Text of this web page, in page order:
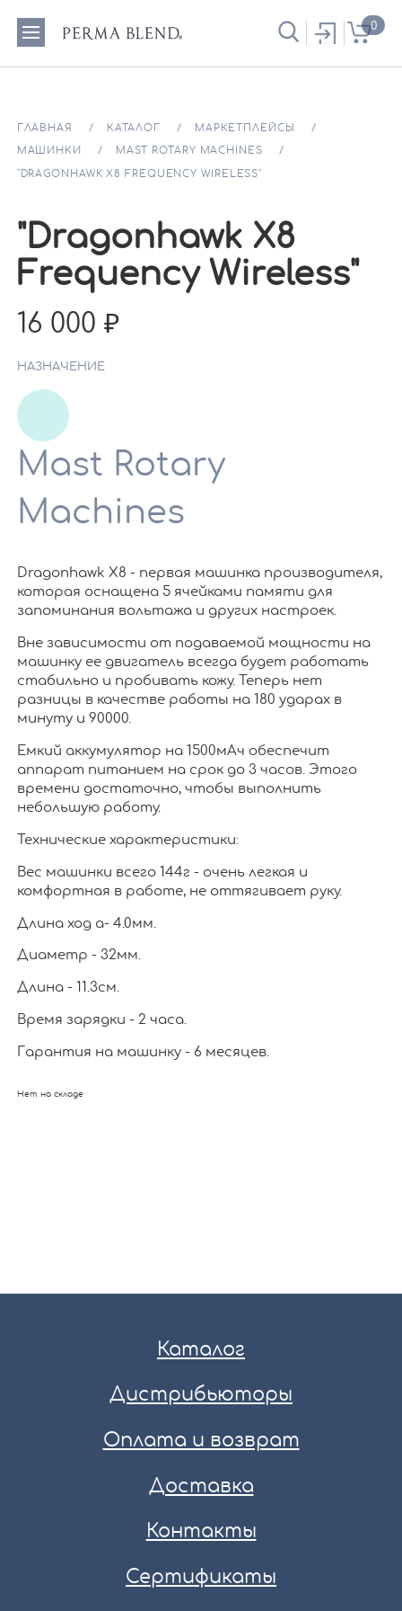
0
ГЛАВНАЯ КАТАЛОГ МАРКЕТПЛЕЙСЫ
МАШИНКИ MAST ROTARY MACHINES
"DRAGONHAWK X8 FREQUENCY WIRELESS"
"Dragonhawk X8
Frequency Wireless"
16 000
НАЗНАЧЕНИЕ
Mast Rotary
Machines
Dragonhawk X8 - первая машинка производителя,
которая оснащена 5 ячейками памяти для
запоминания вольтажа и других настроек.
Вне зависимости от подаваемой мощности на
машинку ее двигатель всегда будет работать
стабильно и пробивать кожу. Теперь нет
разницы в качестве работы на 180 ударах в
минуту и 90000.
Емкий аккумулятор на 1500мАч обеспечит
аппарат питанием на срок до 3 часов. Этого
времени достаточно, чтобы выполнить
небольшую работу.
Технические характеристики:
Вес машинки всего 144г - очень легкая и
комфортная в работе, не оттягивает руку.
Длина ход а- 4.0мм.
Диаметр - 32мм.
Длина - 11.3см.
Время зарядки - 2 часа.
Гарантия на машинку - 6 месяцев.
Нет на складе
Каталог
Дистрибьюторы
Оплата и возврат
Доставка
Контакты
Сертификаты